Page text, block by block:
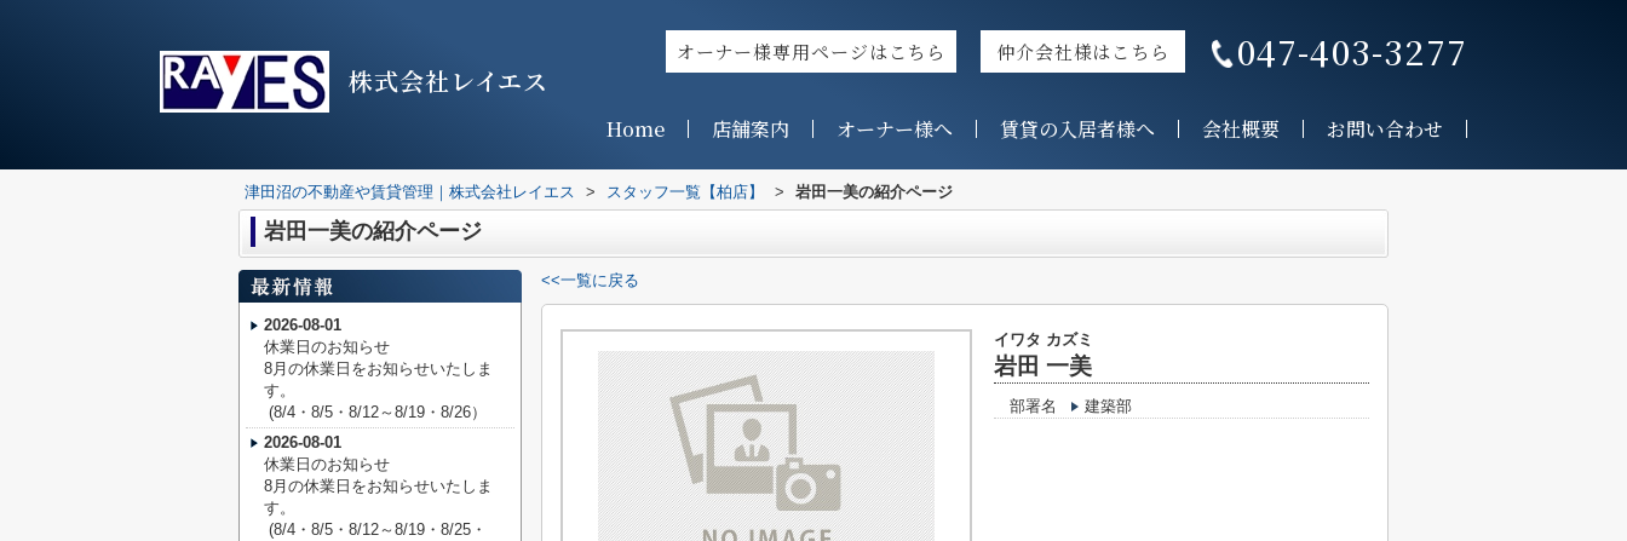
株式会社レイエス
オーナー様専用ページはこちら 仲介会社様はこちら 047-403-3277
Home 店舗案内 オーナー様へ 賃貸の入居者様へ 会社概要 お問い合わせ
津田沼の不動産や賃貸管理｜株式会社レイエス > スタッフ一覧【柏店】 > 岩田一美の紹介ページ
岩田一美の紹介ページ
<<一覧に戻る
イワタ カズミ
岩田 一美
部署名 建築部
2026-08-01
休業日のお知らせ
8月の休業日をお知らせいたしま
す。
(8/4・8/5・8/12～8/19・8/26）
2026-08-01
休業日のお知らせ
8月の休業日をお知らせいたしま
す。
(8/4・8/5・8/12～8/19・8/25・